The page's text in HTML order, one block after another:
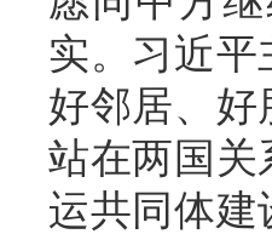
实。习近
好邻居、好
站在两国关
运共同体建